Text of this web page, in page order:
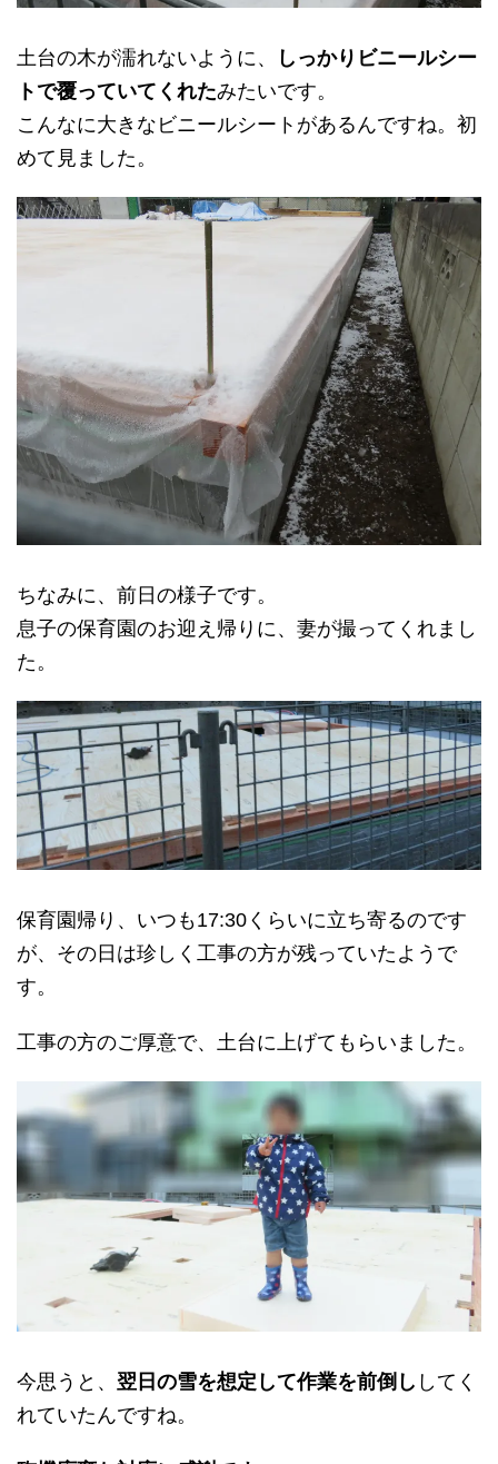
土台の木が濡れないように、
しっかりビニールシー
トで覆っていてくれたみたいです。
こんなに大きなビニールシートがあるんですね。初
めて見ました。
ちなみに、前日の様子です。
息子の保育園のお迎え帰りに、妻が撮ってくれまし
た。
保育園帰り、いつも17:30くらいに立ち寄るのです
が、その日は珍しく工事の方が残っていたようで
す。
工事の方のご厚意で、土台に上げてもらいました。
今思うと、 翌日の雪を想定して作業を前倒し してく
れていたんですね。